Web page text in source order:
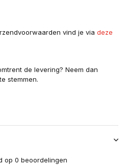
vind je via deze
de levering? Neem dan
stemmen.
op 0 beoordelingen